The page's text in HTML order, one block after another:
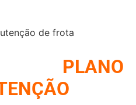
PLANO